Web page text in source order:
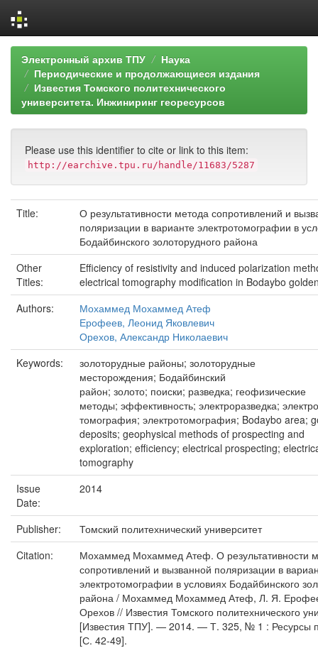
Skip
navigation
Электронный архив ТПУ
Наука
Периодические и продолжающиеся издания
Известия Томского политехнического
университета. Инжиниринг георесурсов
Please use this identifier to cite or link to this item:
http://earchive.tpu.ru/handle/11683/5287
Title:
О результативности метода сопротивлений и
поляризации в варианте электротомографии в
Бодайбинского золоторудного района
Other
Titles:
Efficiency of resistivity and induced polarization
electrical tomography modification in Bodaybo
Authors:
Мохаммед Мохаммед Атеф
Ерофеев, Леонид Яковлевич
Орехов, Александр Николаевич
Keywords:
золоторудные районы; золоторудные
месторождения; Бодайбинский
район; золото; поиски; разведка; геофизические
методы; эффективность; электроразведка;
томография; электротомография; Bodaybo area;
deposits; geophysical methods of prospecting and
exploration; efficiency; electrical prospecting;
tomography
Issue
Date:
2014
Publisher:
Томский политехнический университет
Citation:
Мохаммед Мохаммед Атеф. О результативности
сопротивлений и вызванной поляризации в
электротомографии в условиях Бодайбинского
района / Мохаммед Мохаммед Атеф, Л. Я.
Орехов // Известия Томского политехнического
[Известия ТПУ]. — 2014. — Т. 325, № 1 : Ресурсы
[С. 42-49].